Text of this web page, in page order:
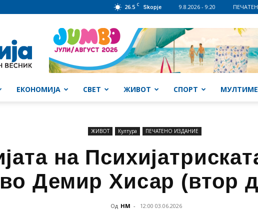
26.5 C Skopje 9.8.2026 - 9:20
ЕКОНОМИЈА СВЕТ ЖИВОТ СПОРТ
ЖИВОТ Култура ПЕЧАТЕНО ИЗДАНИЕ
на
во Демир Хисар (втор
Од НМ - 12:00 03.06.2026